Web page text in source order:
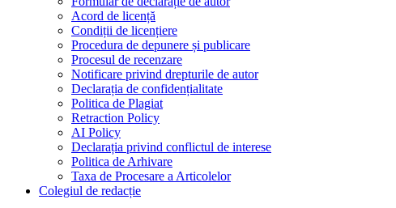
Acord de licență
Condiții de licențiere
Procedura de depunere și publicare
Procesul de recenzare
Notificare privind drepturile de autor
Declarația de confidențialitate
Politica de Plagiat
Retraction Policy
AI Policy
Declarația privind conflictul de interese
Politica de Arhivare
Taxa de Procesare a Articolelor
Colegiul de redacție